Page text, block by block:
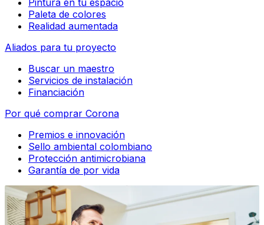
Pintura en tu espacio
Paleta de colores
Realidad aumentada
Aliados para tu proyecto
Buscar un maestro
Servicios de instalación
Financiación
Por qué comprar Corona
Premios e innovación
Sello ambiental colombiano
Protección antimicrobiana
Garantía de por vida